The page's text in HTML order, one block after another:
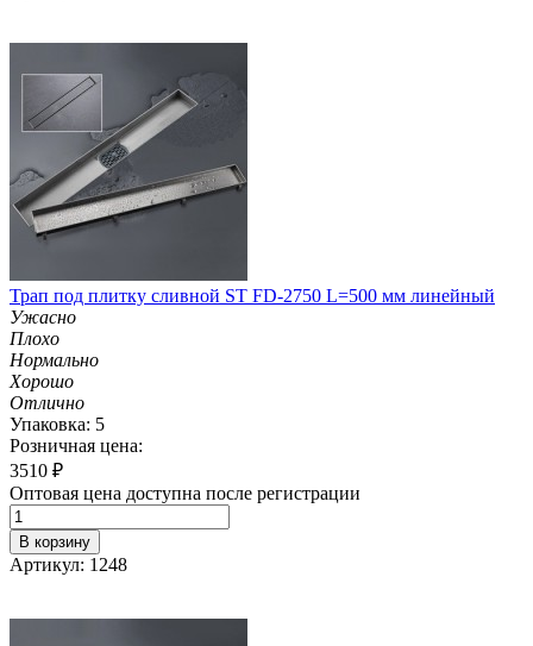
Трап под плитку сливной ST FD-2750 L=500 мм линейный
Ужасно
Плохо
Нормально
Хорошо
Отлично
Упаковка: 5
Розничная цена:
3510 ₽
Оптовая цена доступна после регистрации
В корзину
Артикул: 1248